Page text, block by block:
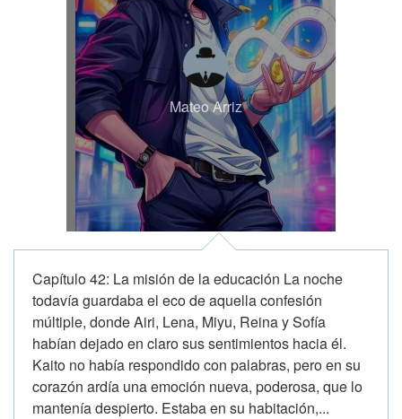
Mateo Arriz
Capítulo 42: La misión de la educación La noche
todavía guardaba el eco de aquella confesión
múltiple, donde Airi, Lena, Miyu, Reina y Sofía
habían dejado en claro sus sentimientos hacia él.
Kaito no había respondido con palabras, pero en su
corazón ardía una emoción nueva, poderosa, que lo
mantenía despierto. Estaba en su habitación,...